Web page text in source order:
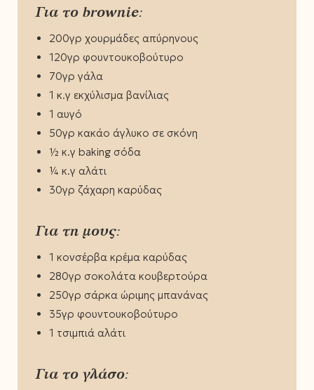
Για το brownie:
200γρ χουρμάδες απύρηνους
120γρ φουντουκοβούτυρο
70γρ γάλα
1 κ.γ εκχύλισμα βανίλιας
1 αυγό
50γρ κακάο άγλυκο σε σκόνη
½ κ.γ baking σόδα
¼ κ.γ αλάτι
30γρ ζάχαρη καρύδας
Για τη μους:
1 κονσέρβα κρέμα καρύδας
280γρ σοκολάτα κουβερτούρα
250γρ σάρκα ώριμης μπανάνας
35γρ φουντουκοβούτυρο
1 τσιμπιά αλάτι
Για το γλάσο: